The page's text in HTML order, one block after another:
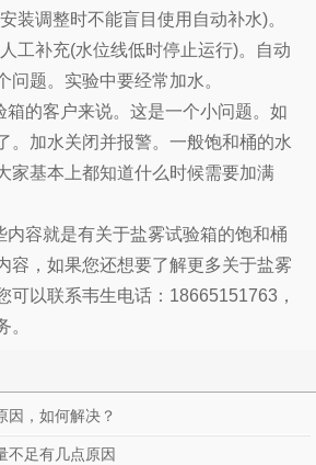
装调整时不能盲目使用自动补水)。
工补充(水位线低时停止运行)。自动
问题。实验中要经常加水。
箱的客户来说。这是一个小问题。如
。加水关闭并报警。一般饱和桶的水
家基本上都知道什么时候需要加满
内容就是有关于盐雾试验箱的饱和桶
容，如果您还想要了解更多关于盐雾
可以联系韦生电话：18665151763，
。
因，如何解决？
不足有几点原因